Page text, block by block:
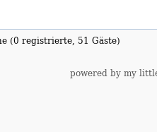
(0 registrierte, 51 Gäste)
powered by my